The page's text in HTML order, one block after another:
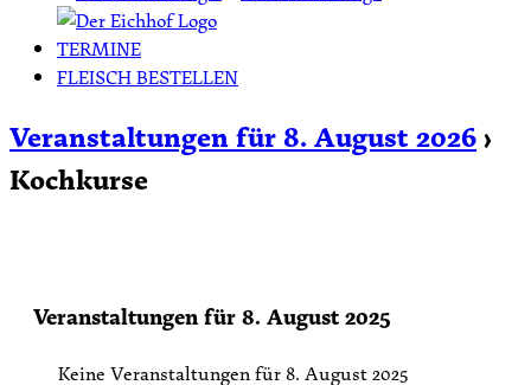
TERMINE
FLEISCH BESTELLEN
Veranstaltungen für 8. August 2026›
Kochkurse
Veranstaltungen für 8. August 2025
Keine Veranstaltungen für 8. August 2025